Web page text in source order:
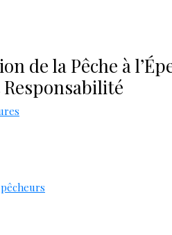
de la Pêche à